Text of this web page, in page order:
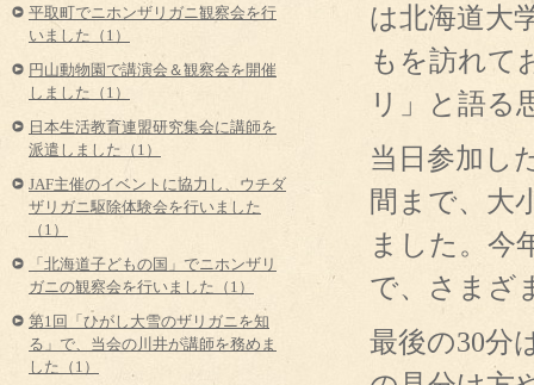
は北海道大
もを訪れて
リ」と語る
当日参加し
間まで、大
ました。今
で、さまざ
最後の30分
平取町でニホンザリガニ観察会を行
いました（1）
円山動物園で講演会＆観察会を開催
しました（1）
日本生活教育連盟研究集会に講師を
派遣しました（1）
JAF主催のイベントに協力し、ウチダ
ザリガニ駆除体験会を行いました
（1）
「北海道子どもの国」でニホンザリ
ガニの観察会を行いました（1）
第1回「ひがし大雪のザリガニを知
る」で、当会の川井が講師を務めま
した（1）